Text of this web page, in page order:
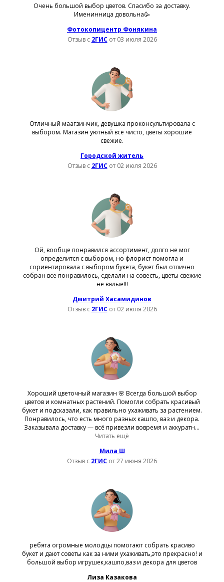
Очень большой выбор цветов. Спасибо за доставку.
Именинница довольна🥳
Фотокопицентр Фонякина
Отзыв с 2ГИС от 03 июля 2026
Отличный маагзинчик, девушка проконсультировала с
выбором. Магазин уютный всё чисто, цветы хорошие
свежие.
Городской житель
Отзыв с 2ГИС от 02 июля 2026
Ой, вообще понравился ассортимент, долго не мог
определится с выбором, но флорист помогла и
сориентировала с выбором букета, букет был отлично
собран все понравилось, сделали на совесть, цветы свежие
не вялые!!!
Дмитрий Хасамидинов
Отзыв с 2ГИС от 02 июля 2026
Хороший цветочный магазин 🌸 Всегда большой выбор
цветов и комнатных растений. Помогли собрать красивый
букет и подсказали, как правильно ухаживать за растением.
Понравилось, что есть много разных кашпо, ваз и декора.
Заказывала доставку — всё привезли вовремя и аккуратно.
Спасибо))
Читать ещё
Мила Ш
Отзыв с 2ГИС от 27 июня 2026
ребята огромные молодцы помогают собрать красиво
букет и дают советы как за ними ухаживать,это прекрасно! и
большой выбор игрушек,кашпо,ваз и декора для цветов
Лиза Казакова